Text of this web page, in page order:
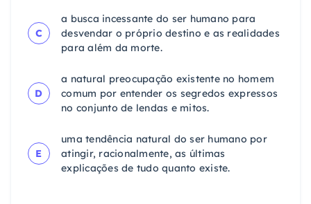
C
a busca incessante do ser humano para
desvendar o próprio destino e as realidades
para além da morte.
D
a natural preocupação existente no homem
comum por entender os segredos expressos
no conjunto de lendas e mitos.
E
uma tendência natural do ser humano por
atingir, racionalmente, as últimas
explicações de tudo quanto existe.